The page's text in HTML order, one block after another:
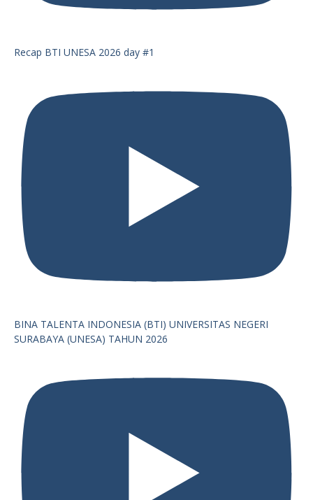
Recap BTI UNESA 2026 day #1
BINA TALENTA INDONESIA (BTI) UNIVERSITAS NEGERI
SURABAYA (UNESA) TAHUN 2026